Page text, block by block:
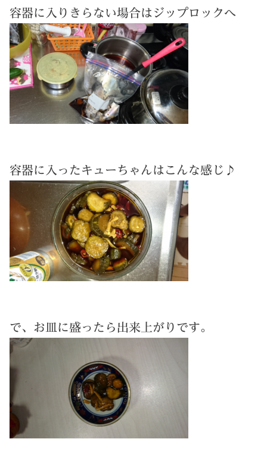
容器に入りきらない場合はジップロックへ
容器に入ったキューちゃんはこんな感じ♪
で、お皿に盛ったら出来上がりです。